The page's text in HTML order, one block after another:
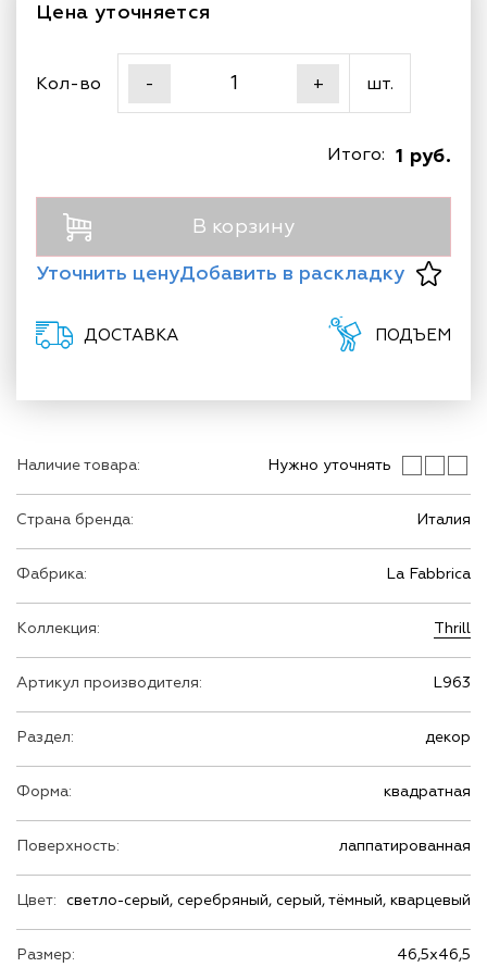
Наличие товара: Нужно уточнять
Страна бренда: Италия
Фабрика: La Fabbrica
Коллекция: Thrill
Артикул производителя: L963
Раздел: декор
Форма: квадратная
Поверхность: лаппатированная
Цвет: светло-серый, серебряный, серый, тёмный, кварцевый
Размер: 46,5х46,5
Цена уточняется
Кол-во - + шт.
1 руб.
Итого:
В корзину
Уточнить ценуДобавить в раскладку
ДОСТАВКА ПОДЪЕМ